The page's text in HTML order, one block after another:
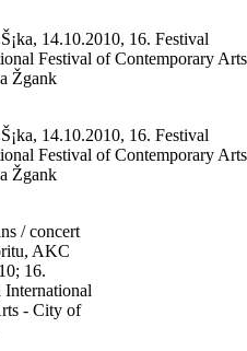
14.10.2010, 16. Festival
Festival of Contemporary Arts
Žgank
14.10.2010, 16. Festival
Festival of Contemporary Arts
Žgank
/ concert
AKC
16.
International
- City of